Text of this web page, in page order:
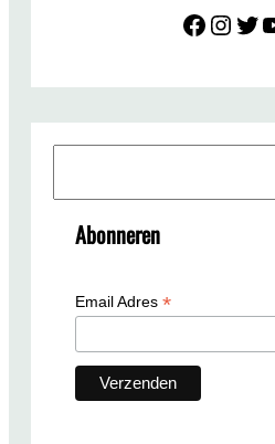
Mindreset InstagramTwitter YouTube
Abonneren
Email Adres *